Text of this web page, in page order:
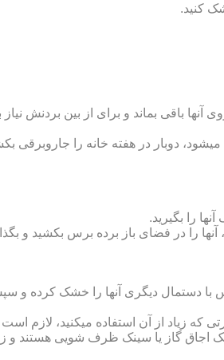
کنید.
باقی بماند و برای از بین بردنش
دوبار در هفته خانه را جاروبرقی
را بگیرید.
را در فضای باز برده برس بکشید و
با دستمال دیگری آنها را خشک کرده و
که زیاد از آن استفاده می‏کنید، لازم است
اجاق گاز یا سینک ظرف شویی هستند